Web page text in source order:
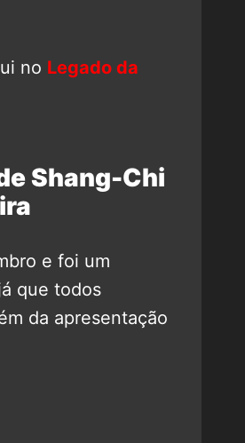
no Legado da
Shang-Chi
e foi um
que todos
da apresentação